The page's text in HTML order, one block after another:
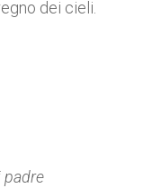
dei cieli.
padre